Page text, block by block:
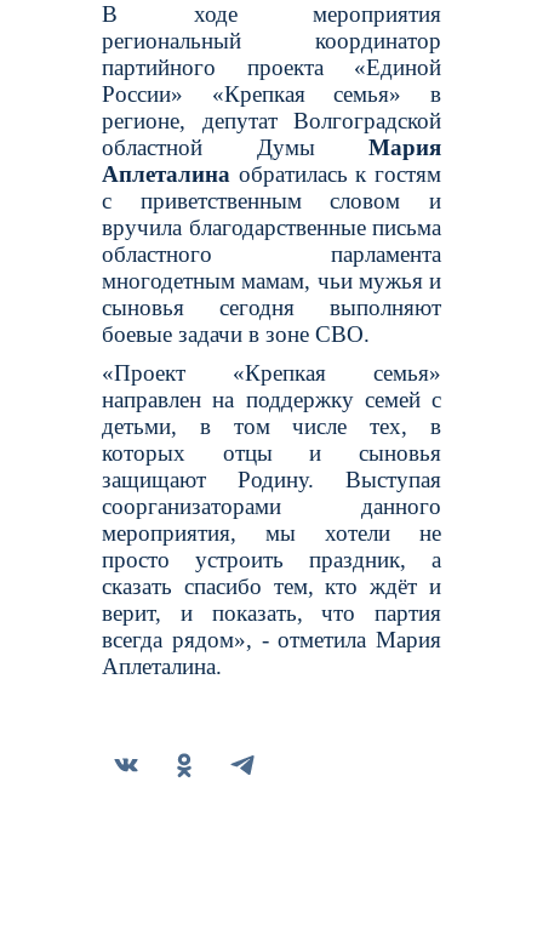
В ходе мероприятия
региональный координатор
партийного проекта «Единой
России» «Крепкая семья» в
регионе, депутат Волгоградской
областной Думы Мария
Аплеталина обратилась к гостям
с приветственным словом и
вручила благодарственные письма
областного парламента
многодетным мамам, чьи мужья и
сыновья сегодня выполняют
боевые задачи в зоне СВО.
«Проект «Крепкая семья»
направлен на поддержку семей с
детьми, в том числе тех, в
которых отцы и сыновья
защищают Родину. Выступая
соорганизаторами данного
мероприятия, мы хотели не
просто устроить праздник, а
сказать спасибо тем, кто ждёт и
верит, и показать, что партия
всегда рядом», - отметила Мария
Аплеталина.